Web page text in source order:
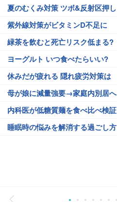
夏のむくみ対策 ツボ&反射区押し
紫外線対策がビタミンD不足に
緑茶を飲むと死亡リスク低まる?
ヨーグルト いつ食べたらいい?
休みだが疲れる 隠れ疲労対策は
母が娘に減量強要→家庭内別居へ
内科医が低糖質麺を食べ比べ検証
睡眠時の悩みを解消する過ごし方